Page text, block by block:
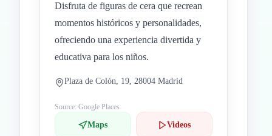
Disfruta de figuras de cera que recrean
momentos históricos y personalidades,
ofreciendo una experiencia divertida y
educativa para los niños.
Plaza de Colón, 19, 28004 Madrid
Source: Google Places
Maps Videos